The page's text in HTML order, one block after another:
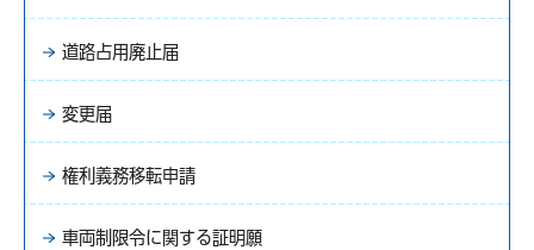
道路占用廃止届
変更届
権利義務移転申請
車両制限令に関する証明願